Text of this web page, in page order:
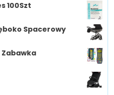
100Szt
Spacerowy